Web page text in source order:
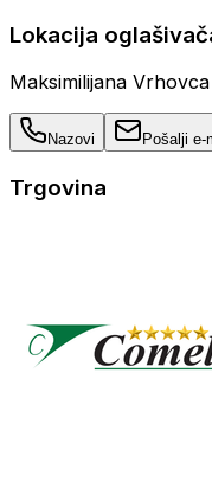
Lokacija
Maksimilijana
Nazovi Pošalji e-
Trgovina